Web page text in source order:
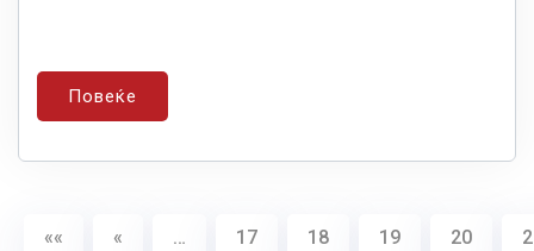
Повеќе
«« « … 17 18 19 20